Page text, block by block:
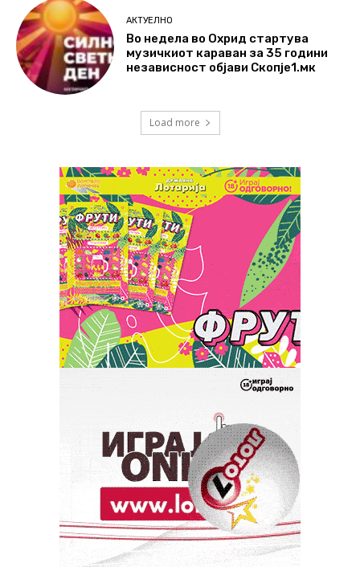
АКТУЕЛНО
Во недела во Охрид стартува
музичкиот караван за 35 години
независност објави Скопје1.мк
Load more